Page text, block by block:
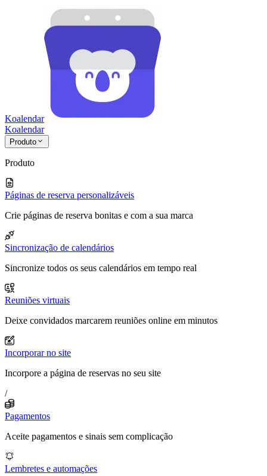
Koalendar
Koalendar
Produto
Produto
Páginas de reserva personalizáveis
Crie páginas de reserva bonitas e com a sua marca
Sincronização de calendários
Sincronize todos os seus calendários em tempo real
Reuniões virtuais
Deixe convidados marcarem reuniões online em minutos
Incorporar no site
Incorpore a página de reservas no seu site
/
Pagamentos
Aceite pagamentos e sinais sem complicação
Lembretes e automações